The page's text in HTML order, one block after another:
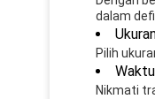
dalam
Pilih
Nikmati